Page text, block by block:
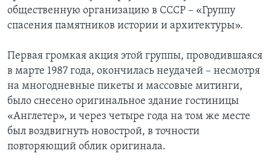
общественную организацию в СССР – «Группу
спасения памятников истории и архитектуры».
Первая громкая акция этой группы, проводившаяся
в марте 1987 года, окончилась неудачей – несмотря
на многодневные пикеты и массовые митинги,
было снесено оригинальное здание гостиницы
«Англетер», и через четыре года на том же месте
был воздвигнуть новострой, в точности
повторяющий облик оригинала.